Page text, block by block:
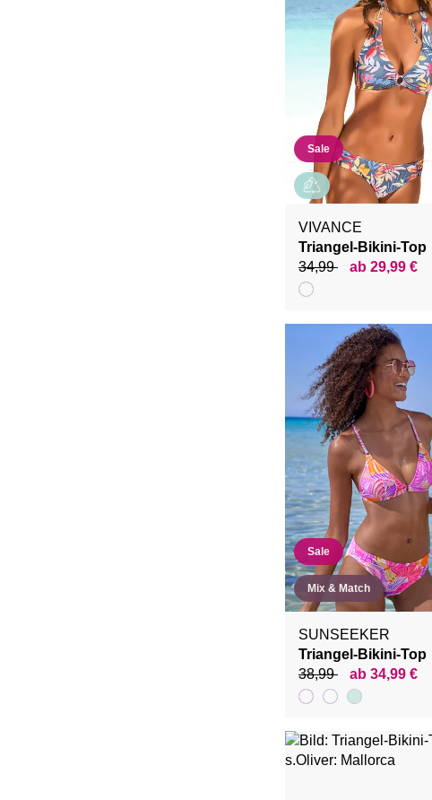
Sale
VIVANCE
Triangel-Bikini-Top
34,99
ab 29,99 €
Sale
Mix & Match
SUNSEEKER
Triangel-Bikini-Top
38,99
ab 34,99 €